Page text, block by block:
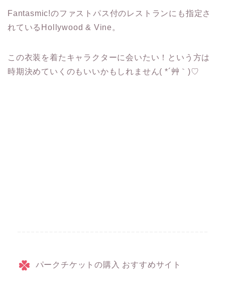
Fantasmic!のファストパス付のレストランにも指定さ
れているHollywood & Vine。
この衣装を着たキャラクターに会いたい！という方は
時期決めていくのもいいかもしれません( *´艸｀)♡
パークチケットの購入 おすすめサイト